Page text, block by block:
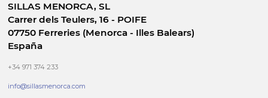
SILLAS MENORCA, SL
Carrer dels Teulers, 16 - POIFE
07750 Ferreries (Menorca - Illes Balears)
España
+34 971 374 233
info@sillasmenorca.com